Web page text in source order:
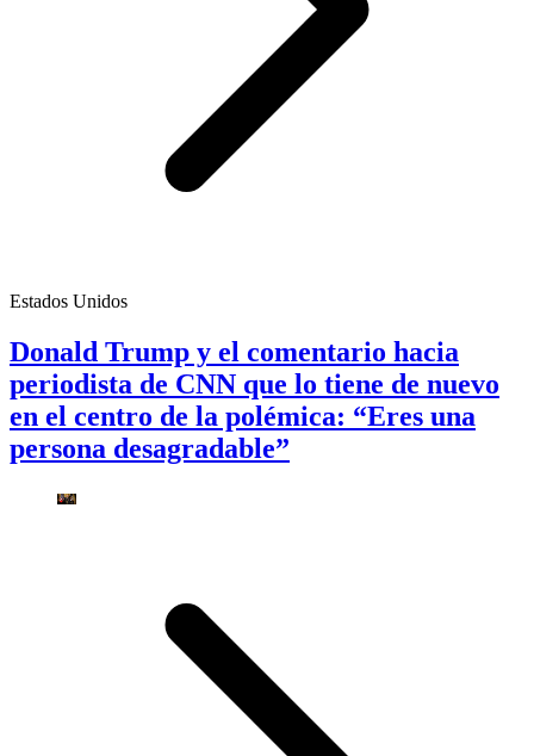
Estados Unidos
Donald Trump y el comentario hacia
periodista de CNN que lo tiene de nuevo
en el centro de la polémica: “Eres una
persona desagradable”